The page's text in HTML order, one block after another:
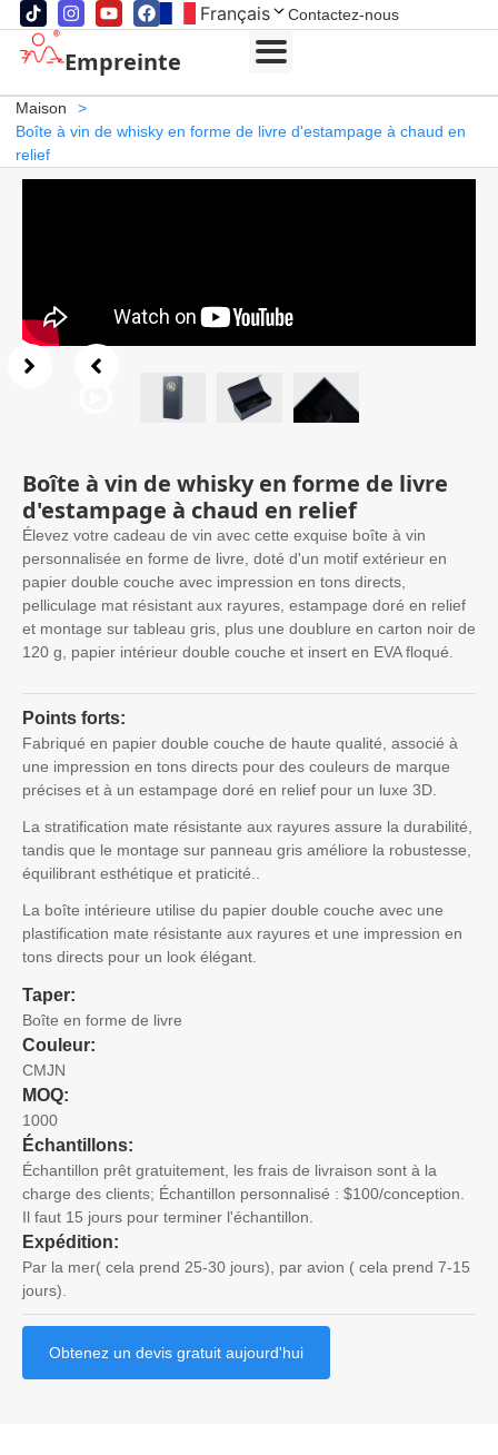
Français Contactez-nous
Empreinte
Maison
>
Boîte à vin de whisky en forme de livre d'estampage à chaud en
relief
Boîte à vin de whisky en forme de livre
d'estampage à chaud en relief
Élevez votre cadeau de vin avec cette exquise boîte à vin
personnalisée en forme de livre, doté d'un motif extérieur en
papier double couche avec impression en tons directs,
pelliculage mat résistant aux rayures, estampage doré en relief
et montage sur tableau gris, plus une doublure en carton noir de
120 g, papier intérieur double couche et insert en EVA floqué.
Points forts:
Fabriqué en papier double couche de haute qualité, associé à
une impression en tons directs pour des couleurs de marque
précises et à un estampage doré en relief pour un luxe 3D.
La stratification mate résistante aux rayures assure la durabilité,
tandis que le montage sur panneau gris améliore la robustesse,
équilibrant esthétique et praticité..
La boîte intérieure utilise du papier double couche avec une
plastification mate résistante aux rayures et une impression en
tons directs pour un look élégant.
Taper:
Boîte en forme de livre
Couleur:
CMJN
MOQ:
1000
Échantillons:
Échantillon prêt gratuitement, les frais de livraison sont à la
charge des clients; Échantillon personnalisé : $100/conception.
Il faut 15 jours pour terminer l'échantillon.
Expédition:
Par la mer( cela prend 25-30 jours), par avion ( cela prend 7-15
jours).
Obtenez un devis gratuit aujourd'hui